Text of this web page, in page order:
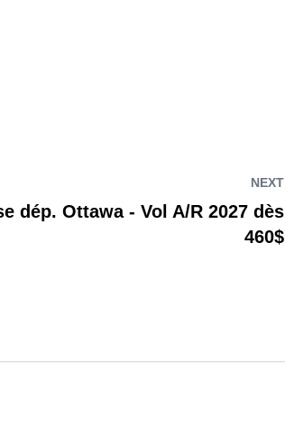
NEXT
dép. Ottawa - Vol A/R 2027 dès
460$